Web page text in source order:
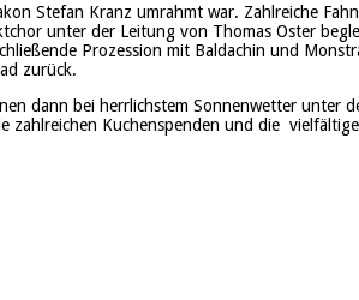
Stefan Kranz umrahmt war. Zahlreiche
unter der Leitung von Thomas Oster
Prozession mit Baldachin und
zurück.
dann bei herrlichstem Sonnenwetter unter
zahlreichen Kuchenspenden und die